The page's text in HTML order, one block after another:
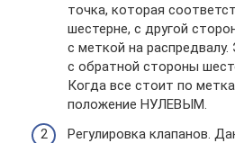
точка, которая
шестерне, с другой
с меткой на
с обратной стороны
Когда все стоит по
положение НУЛЕВЫМ.
Регулировка клапанов.